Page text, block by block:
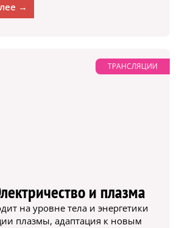
→
ТРАНСЛЯЦИИ
и плазма
на уровне тела и энергетики
плазмы, адаптация к новым